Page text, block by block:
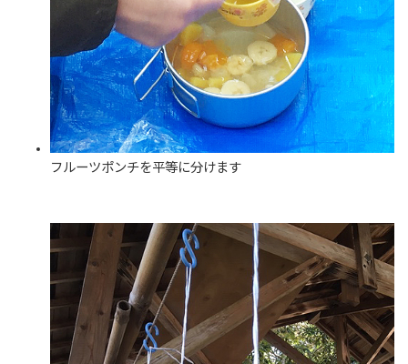
フルーツポンチを平等に分けます